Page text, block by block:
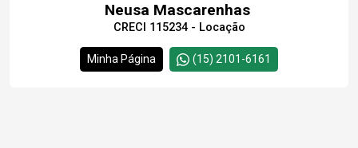
Neusa Mascarenhas
CRECI 115234 - Locação
Minha Página (15) 2101-6161